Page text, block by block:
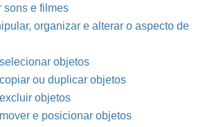
sons e filmes
organizar e alterar o aspecto de
objetos
ou duplicar objetos
objetos
e posicionar objetos